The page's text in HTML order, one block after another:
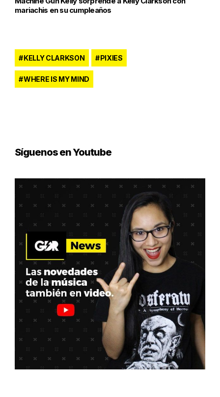
mariachis en su cumpleaños
KELLY CLARKSON PIXIES
WHERE IS MY MIND
Síguenos en Youtube